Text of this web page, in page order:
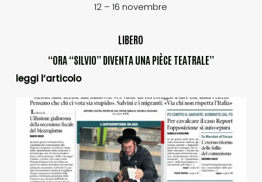
12 – 16 novembre
LIBERO
“ORA “SILVIO” DIVENTA UNA PIÈCE TEATRALE”
leggi l’articolo